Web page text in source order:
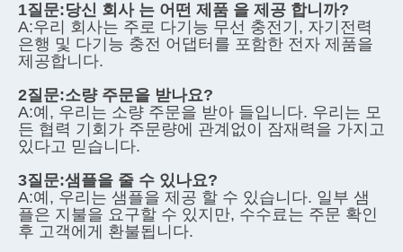
1질문:당신 회사 는 어떤 제품 을 제공 합니까?
A:우리 회사는 주로 다기능 무선 충전기, 자기전력
은행 및 다기능 충전 어댑터를 포함한 전자 제품을
제공합니다.
2질문:소량 주문을 받나요?
A:예, 우리는 소량 주문을 받아 들입니다. 우리는 모
든 협력 기회가 주문량에 관계없이 잠재력을 가지고
있다고 믿습니다.
3질문:샘플을 줄 수 있나요?
A:예, 우리는 샘플을 제공 할 수 있습니다. 일부 샘
플은 지불을 요구할 수 있지만, 수수료는 주문 확인
후 고객에게 환불됩니다.